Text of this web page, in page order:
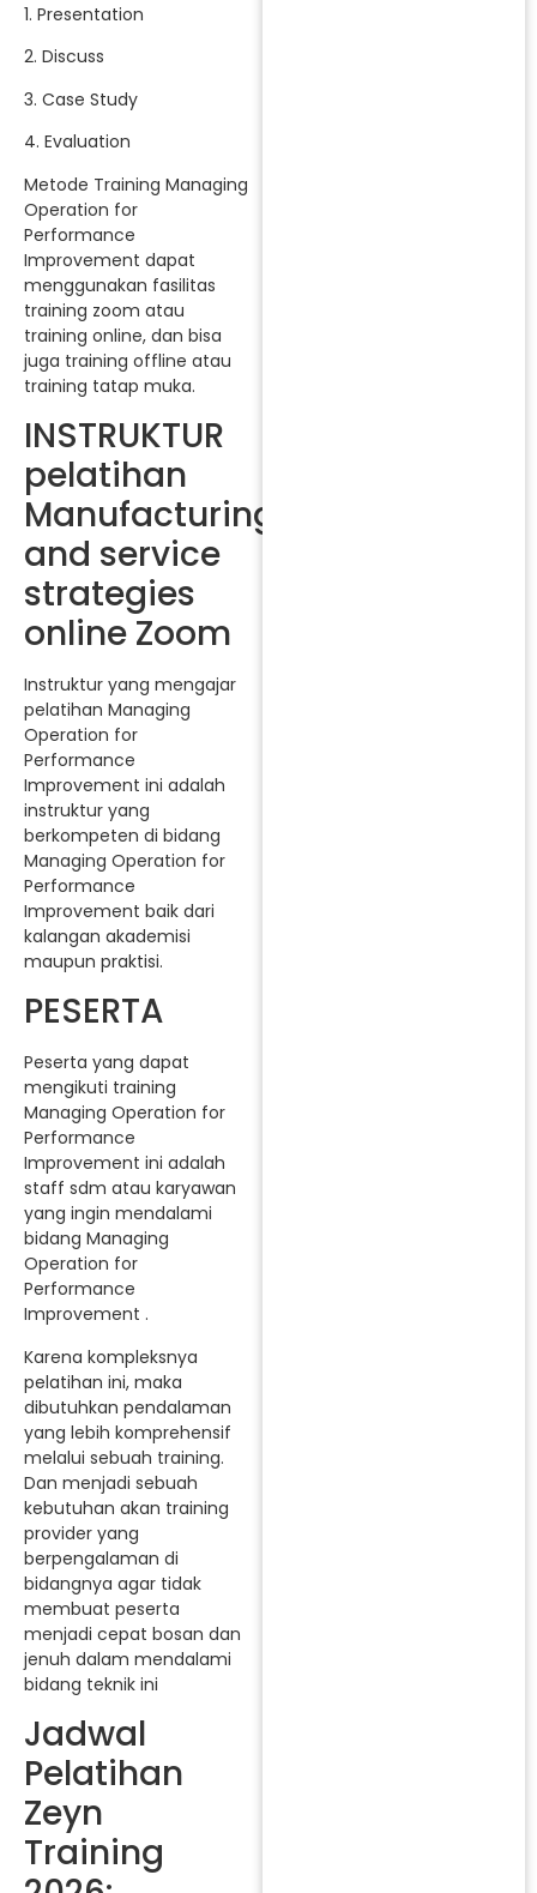
1. Presentation
2. Discuss
3. Case Study
4. Evaluation
Metode Training Managing
Operation for
Performance
Improvement dapat
menggunakan fasilitas
training zoom atau
training online, dan bisa
juga training offline atau
training tatap muka.
INSTRUKTUR
pelatihan
Manufacturing
and service
strategies
online Zoom
Instruktur yang mengajar
pelatihan Managing
Operation for
Performance
Improvement ini adalah
instruktur yang
berkompeten di bidang
Managing Operation for
Performance
Improvement baik dari
kalangan akademisi
maupun praktisi.
PESERTA
Peserta yang dapat
mengikuti training
Managing Operation for
Performance
Improvement ini adalah
staff sdm atau karyawan
yang ingin mendalami
bidang Managing
Operation for
Performance
Improvement .
Karena kompleksnya
pelatihan ini, maka
dibutuhkan pendalaman
yang lebih komprehensif
melalui sebuah training.
Dan menjadi sebuah
kebutuhan akan training
provider yang
berpengalaman di
bidangnya agar tidak
membuat peserta
menjadi cepat bosan dan
jenuh dalam mendalami
bidang teknik ini
Jadwal
Pelatihan
Zeyn
Training